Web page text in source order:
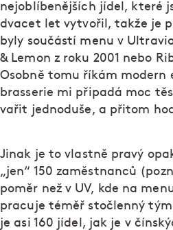
nejoblíbenějších jídel, které
dvacet let vytvořil, takže je
byly součástí menu v
& Lemon z roku 2001 nebo
Osobně tomu říkám modern
brasserie mi připadá moc
vařit jednoduše, a přitom
Jinak je to vlastně pravý
„jen“ 150 zaměstnanců
poměr než v UV, kde na
pracuje téměř stočlenný
je asi 160 jídel, jak je v